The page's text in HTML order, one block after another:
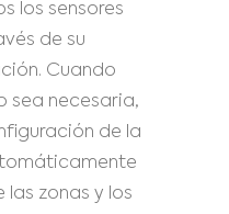
los sensores
de su
Cuando
sea necesaria,
de la
las zonas y los